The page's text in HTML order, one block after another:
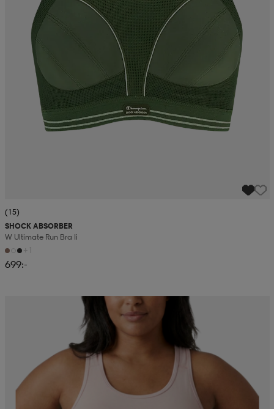
(15)
SHOCK ABSORBER
W Ultimate Run Bra Ii
+1
699:-